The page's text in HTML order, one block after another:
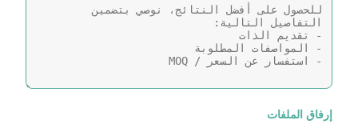
إرفاق الملفات